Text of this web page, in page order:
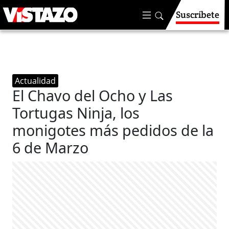
Suscríbete
Actualidad
El Chavo del Ocho y Las
Tortugas Ninja, los
monigotes más pedidos de la
6 de Marzo